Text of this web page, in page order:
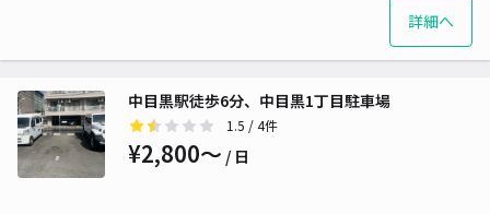
詳細へ
中目黒駅徒歩6分、中目黒1丁目駐車場
1.5 / 4件
¥2,800〜 / 日